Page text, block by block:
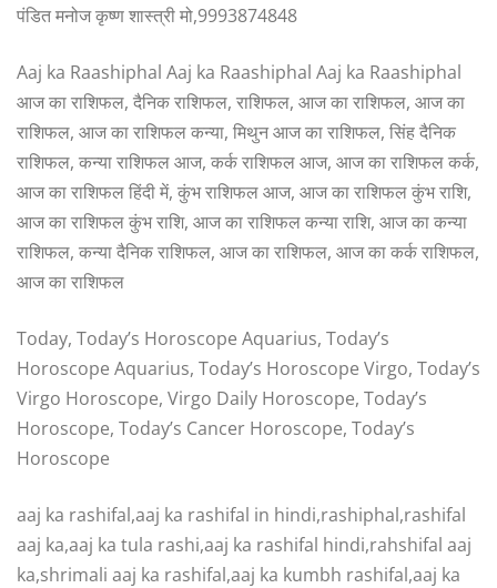
पंडित मनोज कृष्ण शास्त्री मो,9993874848
Aaj ka Raashiphal Aaj ka Raashiphal Aaj ka Raashiphal
आज का राशिफल, दैनिक राशिफल, राशिफल, आज का राशिफल, आज का
राशिफल, आज का राशिफल कन्या, मिथुन आज का राशिफल, सिंह दैनिक
राशिफल, कन्या राशिफल आज, कर्क राशिफल आज, आज का राशिफल कर्क,
आज का राशिफल हिंदी में, कुंभ राशिफल आज, आज का राशिफल कुंभ राशि,
आज का राशिफल कुंभ राशि, आज का राशिफल कन्या राशि, आज का कन्या
राशिफल, कन्या दैनिक राशिफल, आज का राशिफल, आज का कर्क राशिफल,
आज का राशिफल
Today, Today’s Horoscope Aquarius, Today’s
Horoscope Aquarius, Today’s Horoscope Virgo, Today’s
Virgo Horoscope, Virgo Daily Horoscope, Today’s
Horoscope, Today’s Cancer Horoscope, Today’s
Horoscope
aaj ka rashifal,aaj ka rashifal in hindi,rashiphal,rashifal
aaj ka,aaj ka tula rashi,aaj ka rashifal hindi,rahshifal aaj
ka,shrimali aaj ka rashifal,aaj ka kumbh rashifal,aaj ka